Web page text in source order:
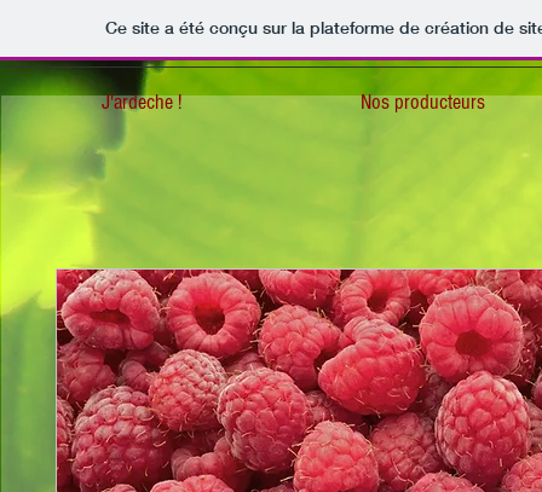
Ce site a été conçu sur la plateforme de création de
J'ardeche ! Nos producteurs